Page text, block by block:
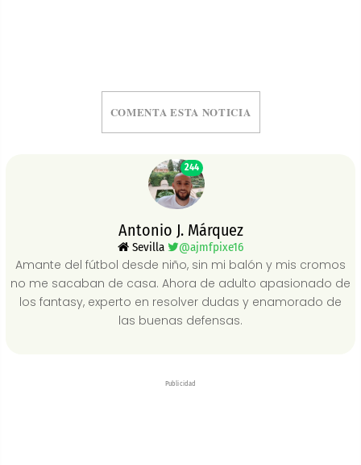
COMENTA ESTA NOTICIA
244
Antonio J. Márquez
Sevilla @ajmfpixe16
Amante del fútbol desde niño, sin mi balón y mis cromos
no me sacaban de casa. Ahora de adulto apasionado de
los fantasy, experto en resolver dudas y enamorado de
las buenas defensas.
Publicidad